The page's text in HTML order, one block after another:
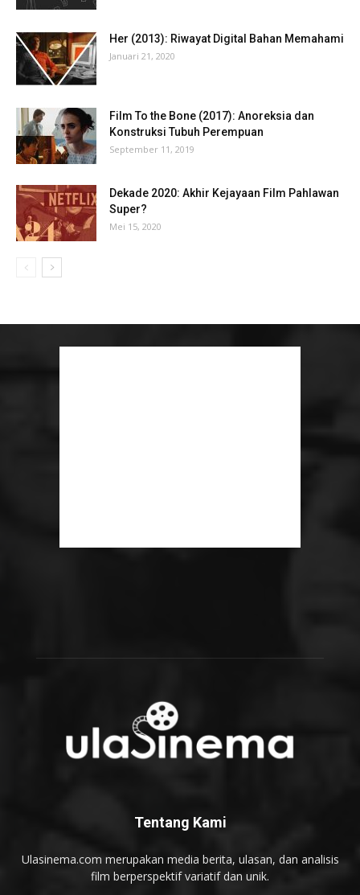
Her (2013): Riwayat Digital Bahan Memahami
Januari 21, 2020
Film To the Bone (2017): Anoreksia dan
Konstruksi Tubuh Perempuan
September 11, 2019
Dekade 2020: Akhir Kejayaan Film Pahlawan
Super?
Mei 15, 2020
Tentang Kami
Ulasinema.com merupakan media berita, ulasan, dan analisis
film berperspektif variatif dan unik.